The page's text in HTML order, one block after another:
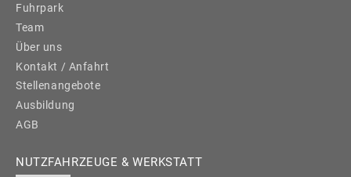
Fuhrpark
Team
Über uns
Kontakt / Anfahrt
Stellenangebote
Ausbildung
AGB
NUTZFAHRZEUGE & WERKSTATT